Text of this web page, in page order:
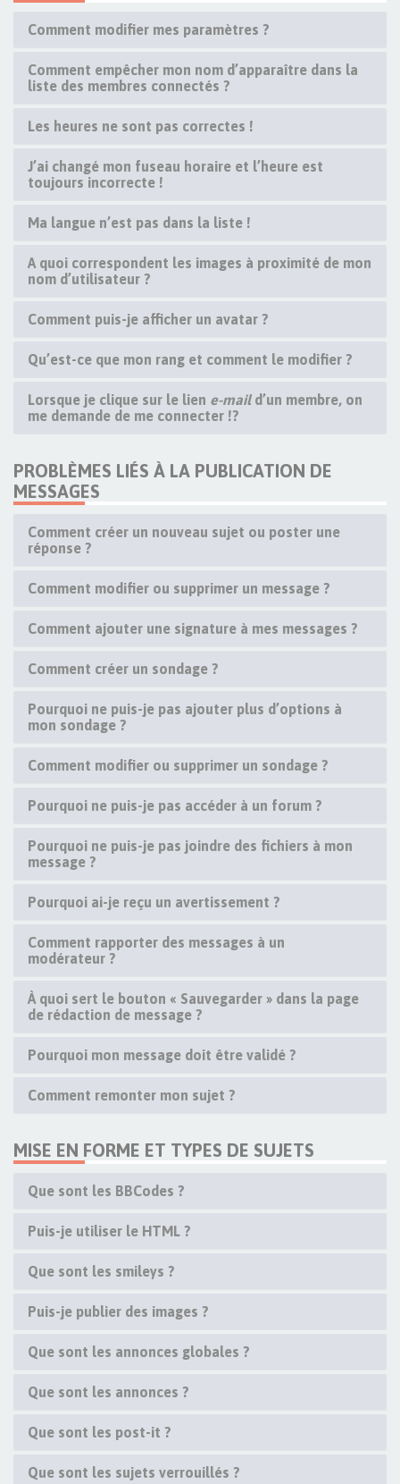
Comment modifier mes paramètres ?
Comment empêcher mon nom d’apparaître dans la
liste des membres connectés ?
Les heures ne sont pas correctes !
J’ai changé mon fuseau horaire et l’heure est
toujours incorrecte !
Ma langue n’est pas dans la liste !
A quoi correspondent les images à proximité de mon
nom d’utilisateur ?
Comment puis-je afficher un avatar ?
Qu’est-ce que mon rang et comment le modifier ?
Lorsque je clique sur le lien e-maild’un membre, on
me demande de me connecter !?
PROBLÈMES LIÉS À LA PUBLICATION DE
MESSAGES
Comment créer un nouveau sujet ou poster une
réponse ?
Comment modifier ou supprimer un message ?
Comment ajouter une signature à mes messages ?
Comment créer un sondage ?
Pourquoi ne puis-je pas ajouter plus d’options à
mon sondage ?
Comment modifier ou supprimer un sondage ?
Pourquoi ne puis-je pas accéder à un forum ?
Pourquoi ne puis-je pas joindre des fichiers à mon
message ?
Pourquoi ai-je reçu un avertissement ?
Comment rapporter des messages à un
modérateur ?
À quoi sert le bouton « Sauvegarder » dans la page
de rédaction de message ?
Pourquoi mon message doit être validé ?
Comment remonter mon sujet ?
MISE EN FORME ET TYPES DE SUJETS
Que sont les BBCodes ?
Puis-je utiliser le HTML ?
Que sont les smileys ?
Puis-je publier des images ?
Que sont les annonces globales ?
Que sont les annonces ?
Que sont les post-it ?
Que sont les sujets verrouillés ?